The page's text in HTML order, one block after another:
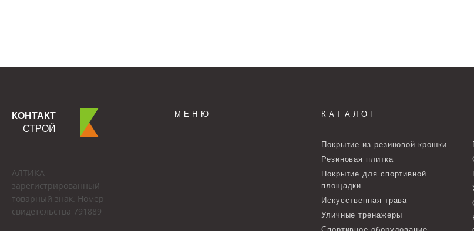
КОНТАКТ
СТРОЙ
АЛТИКА -
зарегистрированный
товарный знак. Номер
свидетельства 791889
МЕНЮ КАТАЛОГ
Покрытие из резиновой крошки
Резиновая плитка
Покрытие для спортивной
площадки
Искусственная трава
Уличные тренажеры